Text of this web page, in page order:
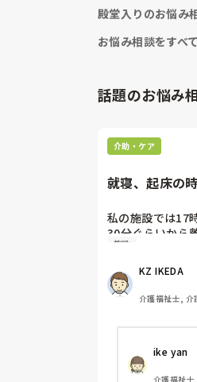
殿堂入りのお悩み
お悩み相談をすべ
話題のお悩み
介助・ケア
就寝、起床の
私の施設では17
30分ぐらいから
順番は当然、身
がするのですが
床、離床されて
施設
KZ IKEDA
介護福祉士, 介
ike yan
介護福祉